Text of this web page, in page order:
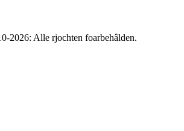
2026: Alle rjochten foarbehâlden.